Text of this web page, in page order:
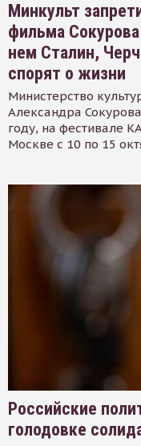
Минкульт
фильма
нем Сталин,
спорят о жизни
Министерство
Александра
году, на фестивале
Москве с 10 по 15
Российские
голодовке